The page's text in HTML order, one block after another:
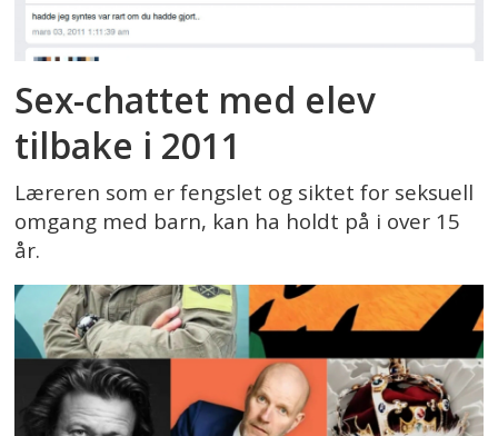
Sex-chattet med elev
tilbake i 2011
Læreren som er fengslet og siktet for seksuell
omgang med barn, kan ha holdt på i over 15
år.